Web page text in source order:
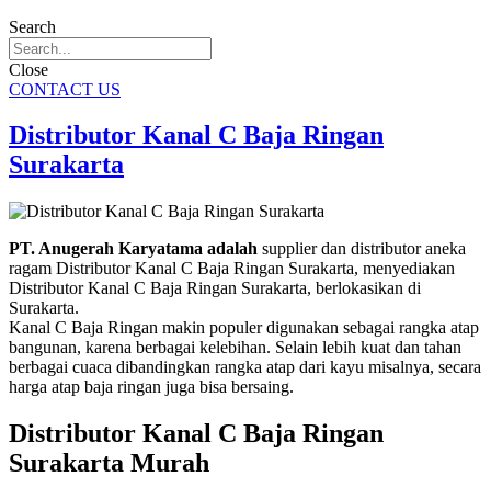
Search
Close
CONTACT US
Distributor Kanal C Baja Ringan
Surakarta
PT. Anugerah Karyatama adalah supplier dan distributor aneka
ragam Distributor Kanal C Baja Ringan Surakarta, menyediakan
Distributor Kanal C Baja Ringan Surakarta, berlokasikan di
Surakarta.
Kanal C Baja Ringan makin populer digunakan sebagai rangka atap
bangunan, karena berbagai kelebihan. Selain lebih kuat dan tahan
berbagai cuaca dibandingkan rangka atap dari kayu misalnya, secara
harga atap baja ringan juga bisa bersaing.
Distributor Kanal C Baja Ringan
Surakarta Murah